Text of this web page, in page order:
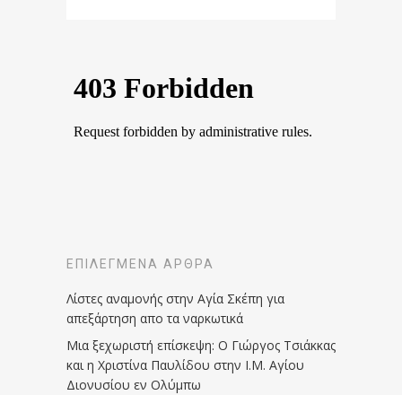
ΕΠΙΛΕΓΜΈΝΑ ΆΡΘΡΑ
Λίστες αναμονής στην Αγία Σκέπη για
απεξάρτηση απο τα ναρκωτικά
Μια ξεχωριστή επίσκεψη: Ο Γιώργος Τσιάκκας
και η Χριστίνα Παυλίδου στην Ι.Μ. Αγίου
Διονυσίου εν Ολύμπω